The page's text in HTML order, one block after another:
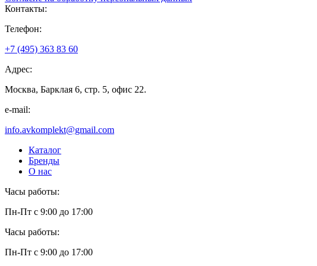
Контакты:
Телефон:
+7 (495) 363 83 60
Адрес:
Москва, Барклая 6, стр. 5, офис 22.
e-mail:
info.avkomplekt@gmail.com
Каталог
Бренды
О нас
Часы работы:
Пн-Пт с 9:00 до 17:00
Часы работы:
Пн-Пт с 9:00 до 17:00